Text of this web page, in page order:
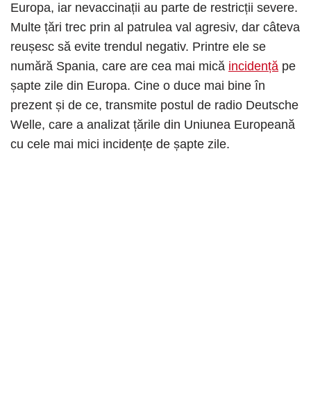
Europa, iar nevaccinații au parte de restricții severe.
Multe țări trec prin al patrulea val agresiv, dar câteva
reușesc să evite trendul negativ. Printre ele se
numără Spania, care are cea mai mică incidență pe
șapte zile din Europa. Cine o duce mai bine în
prezent și de ce, transmite postul de radio Deutsche
Welle, care a analizat țările din Uniunea Europeană
cu cele mai mici incidențe de șapte zile.